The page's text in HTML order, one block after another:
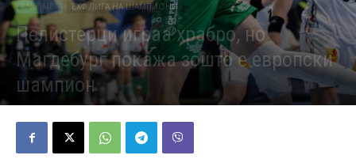
РАКОМЕТ ЕХФ ЛИГА НА ШАМПИОНИ
Пелистерци играа храбро, но
Магдебург покажа зошто е европски
шампион
Објавено од Д.Т. - 26/11/2025 502